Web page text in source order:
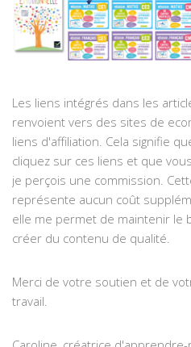
Les liens intégrés dans les
renvoient vers des sites de
liens d'affiliation. Cela signifie
cliquez sur ces liens et que
je perçois une commission.
représente aucun coût
elle me permet de maintenir le
créer du contenu de qualité.
Merci de votre soutien et de
travail.